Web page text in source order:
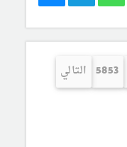
5853 التالي